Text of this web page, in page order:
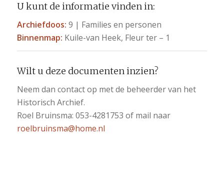
U kunt de informatie vinden in:
Archiefdoos: 9 | Families en personen
Binnenmap: Kuile-van Heek, Fleur ter – 1
Wilt u deze documenten inzien?
Neem dan contact op met de beheerder van het
Historisch Archief.
Roel Bruinsma: 053-4281753 of mail naar
roelbruinsma@home.nl